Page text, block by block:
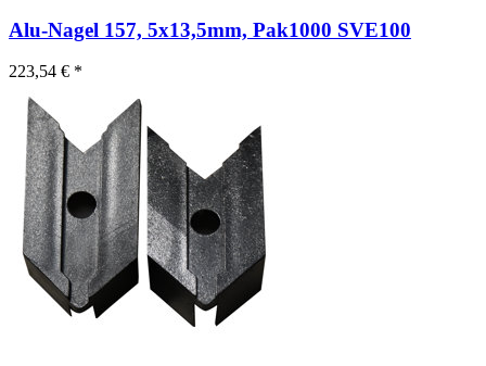
Alu-Nagel 157, 5x13,5mm, Pak1000 SVE100
223,54 € *